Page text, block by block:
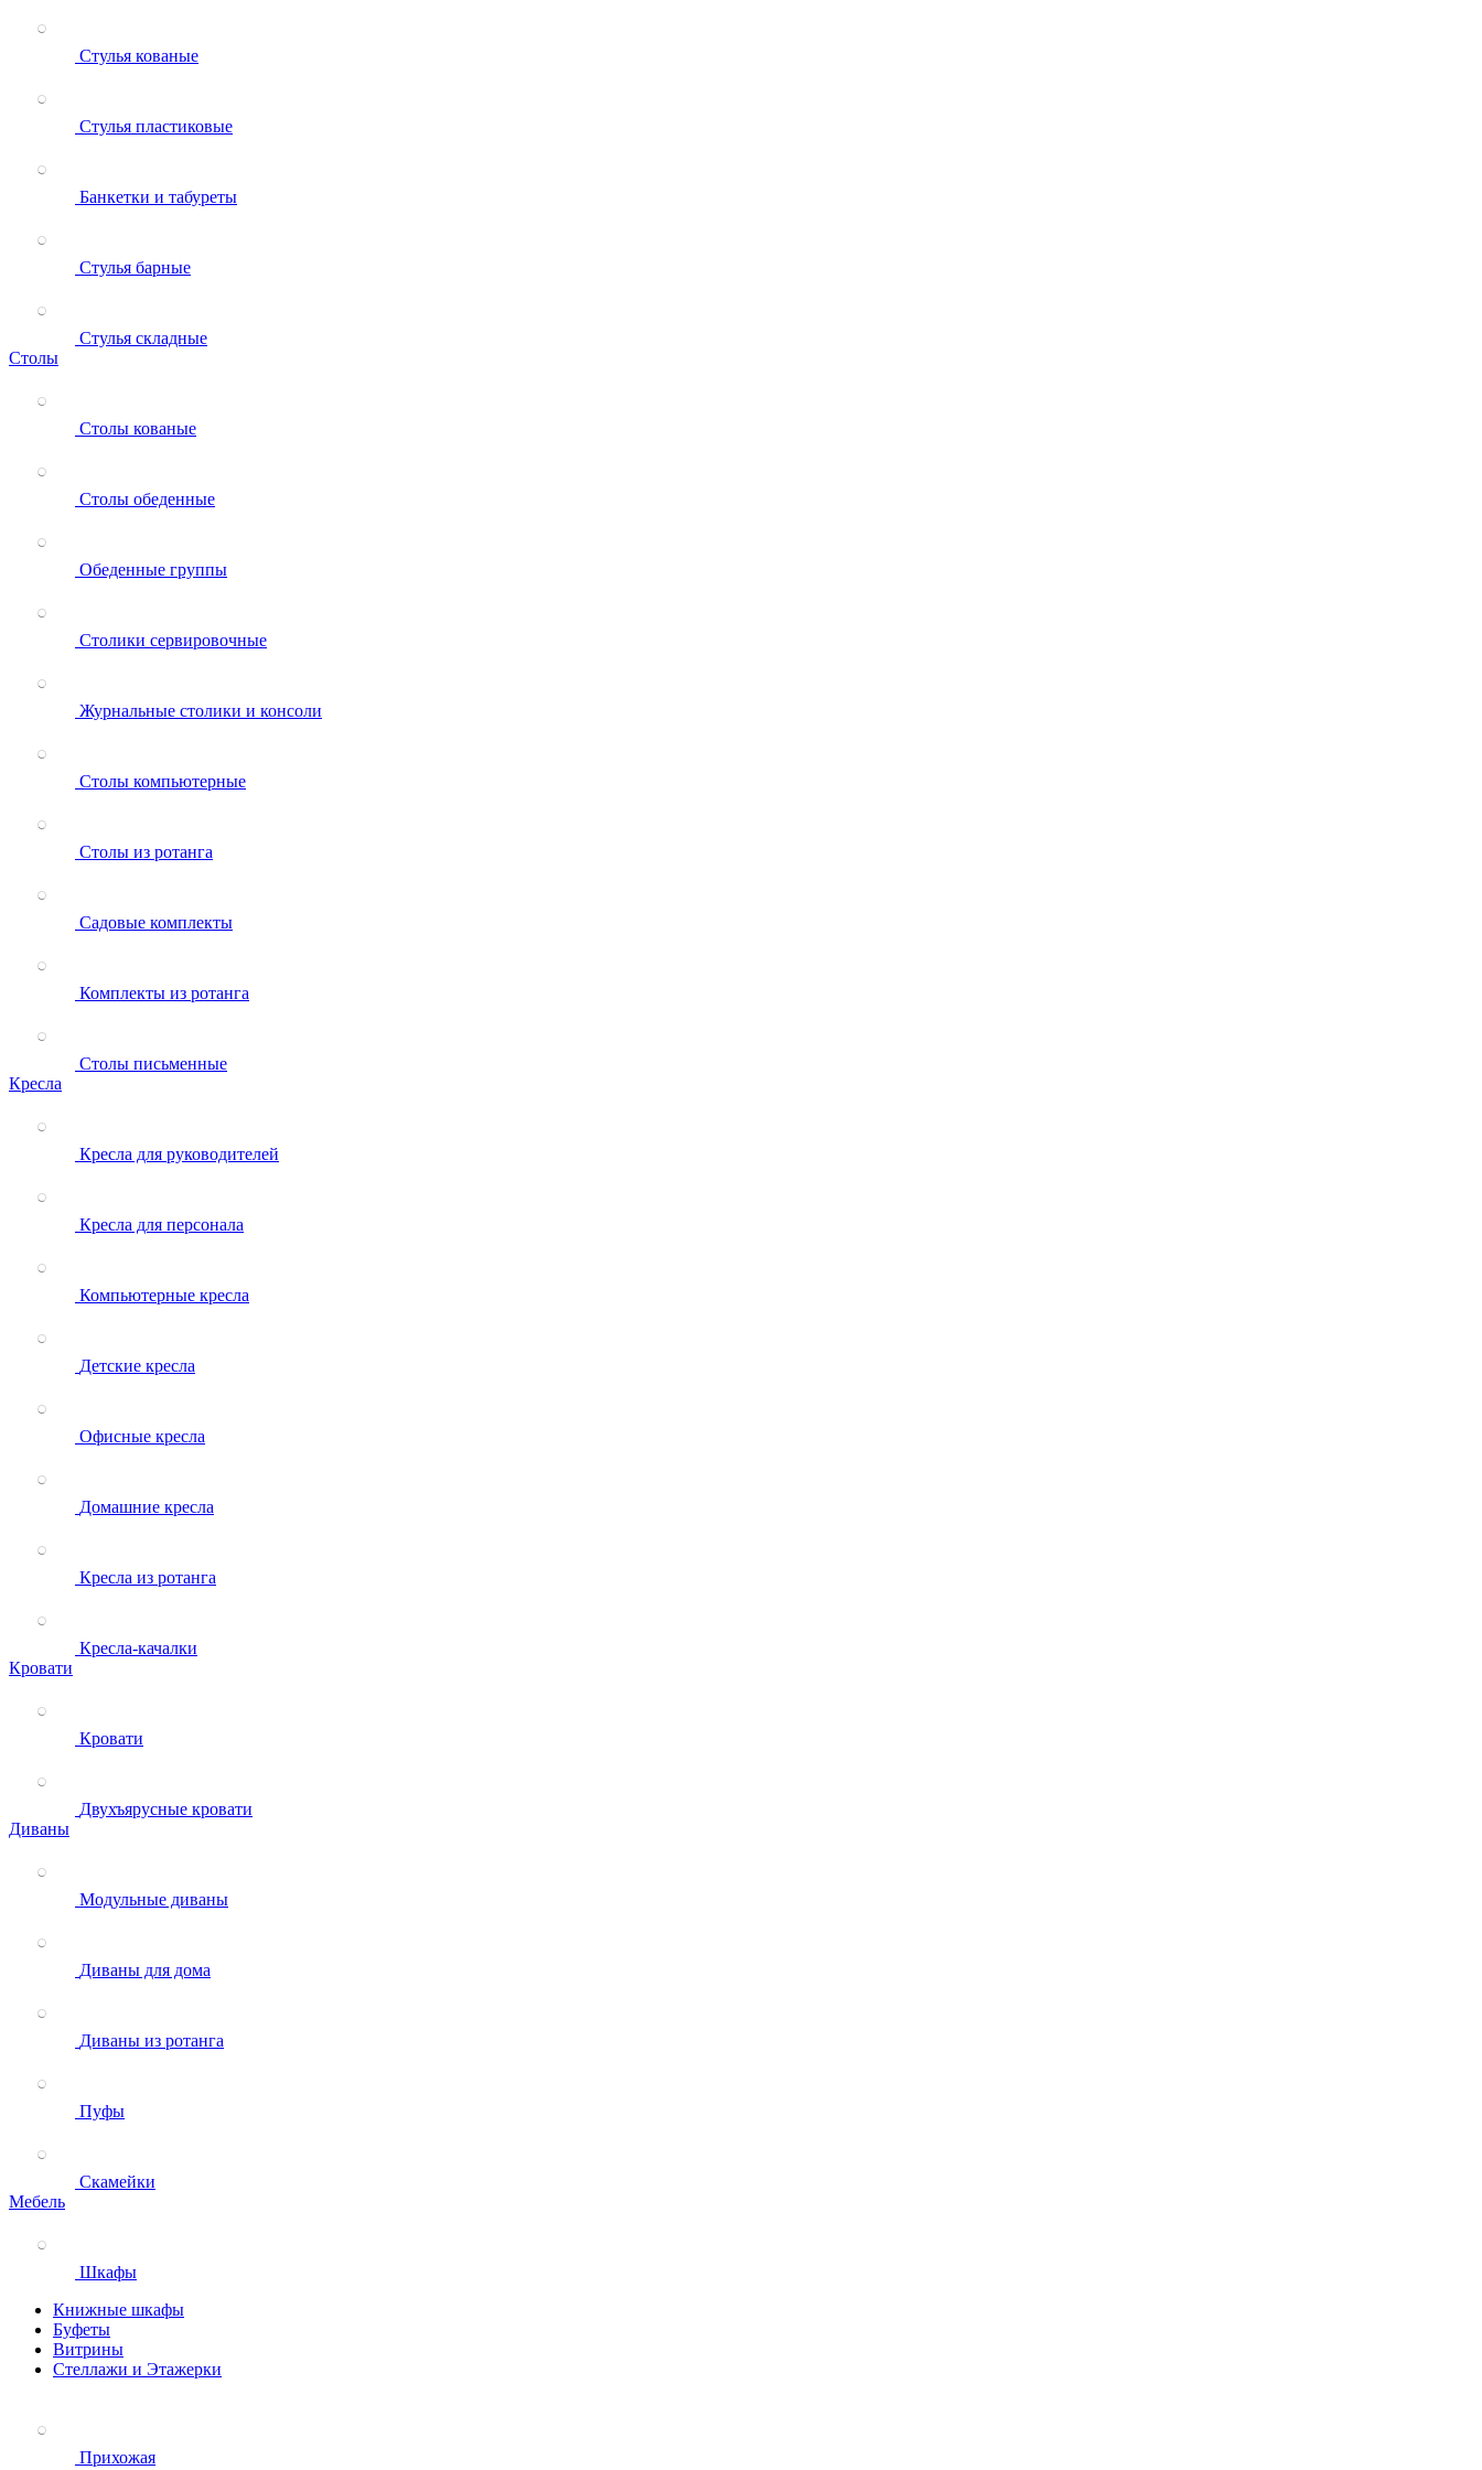
Стулья кованые
Стулья пластиковые
Банкетки и табуреты
Стулья барные
Стулья складные
Столы
Столы кованые
Столы обеденные
Обеденные группы
Столики сервировочные
Журнальные столики и консоли
Столы компьютерные
Столы из ротанга
Садовые комплекты
Комплекты из ротанга
Столы письменные
Кресла
Кресла для руководителей
Кресла для персонала
Компьютерные кресла
Детские кресла
Офисные кресла
Домашние кресла
Кресла из ротанга
Кресла-качалки
Кровати
Кровати
Двухъярусные кровати
Диваны
Модульные диваны
Диваны для дома
Диваны из ротанга
Пуфы
Скамейки
Мебель
Шкафы
Книжные шкафы
Буфеты
Витрины
Стеллажи и Этажерки
Прихожая